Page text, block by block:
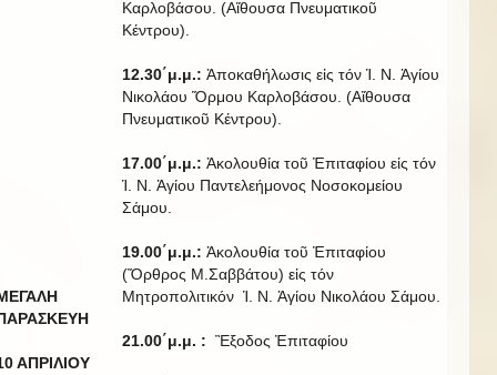
ΑΠΡΙΛΙΟΥ
Καρλοβάσου. (Αἴθουσα Πνευματικοῦ
Κέντρου).
12.30΄μ.μ.: Ἀποκαθήλωσις εἰς τόν Ἱ. Ν. Ἁγίου
Νικολάου Ὅρμου Καρλοβάσου. (Αἴθουσα
Πνευματικοῦ Κέντρου).
17.00΄μ.μ.: Ἀκολουθία τοῦ Ἐπιταφίου εἰς τόν
Ἱ. Ν. Ἁγίου Παντελεήμονος Νοσοκομείου
Σάμου.
19.00΄μ.μ.: Ἀκολουθία τοῦ Ἐπιταφίου
(Ὄρθρος Μ.Σαββάτου) εἰς τόν
Μητροπολιτικόν Ἱ. Ν. Ἁγίου Νικολάου Σάμου.
21.00΄μ.μ. : Ἒξοδος Ἐπιταφίου